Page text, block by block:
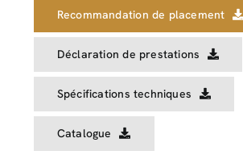
Recommandation de placement
Déclaration de prestations
Spécifications techniques
Catalogue